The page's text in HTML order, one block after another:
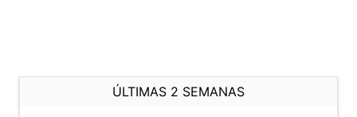
ÚLTIMAS 2 SEMANAS